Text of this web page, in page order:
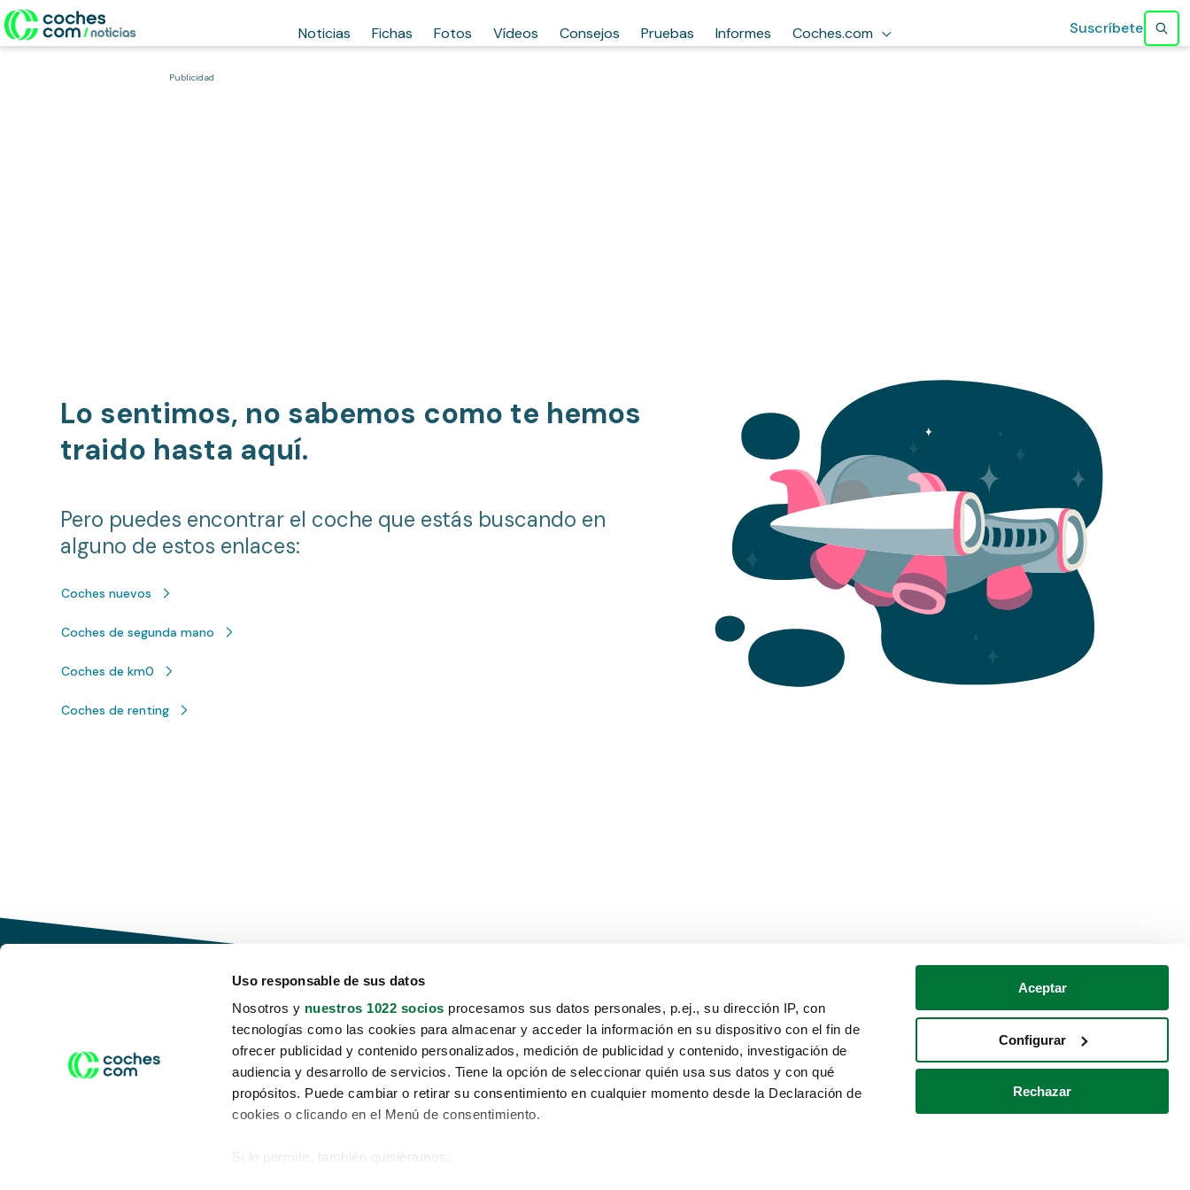
Uso responsable de sus datos
Nosotros y nuestros 1022 socios procesamos sus datos personales, p.ej., su dirección IP, con
tecnologías como las cookies para almacenar y acceder la información en su dispositivo con el fin de
ofrecer publicidad y contenido personalizados, medición de publicidad y contenido, investigación de
audiencia y desarrollo de servicios. Tiene la opción de seleccionar quién usa sus datos y con qué
propósitos. Puede cambiar o retirar su consentimiento en cualquier momento desde la Declaración de
cookies o clicando en el Menú de consentimiento.
Si lo permite, también quisiéramos:
Aceptar
Configurar
Rechazar
Noticias Fichas Fotos Vídeos Consejos Pruebas Informes Coches.com Suscríbete
Publicidad
Lo sentimos, no sabemos como te hemos
traido hasta aquí.
Pero puedes encontrar el coche que estás buscando en
alguno de estos enlaces:
Coches nuevos
Coches de segunda mano
Coches de km0
Coches de renting
Conduce tu futuro,
desata tu movilidad